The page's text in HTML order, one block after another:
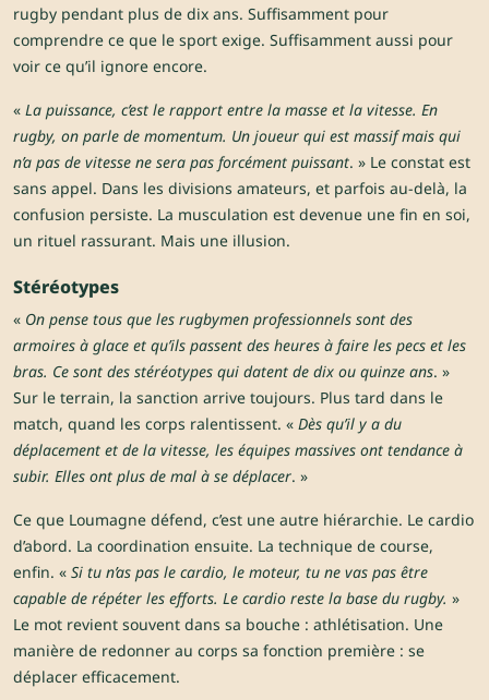
rugby pendant plus de dix ans. Suffisamment pour
comprendre ce que le sport exige. Suffisamment aussi pour
voir ce qu’il ignore encore.
« La puissance, c’est le rapport entre la masse et la vitesse. En
rugby, on parle de momentum. Un joueur qui est massif mais qui
n’a pas de vitesse ne sera pas forcément puissant. » Le constat est
sans appel. Dans les divisions amateurs, et parfois au-delà, la
confusion persiste. La musculation est devenue une fin en soi,
un rituel rassurant. Mais une illusion.
Stéréotypes
« On pense tous que les rugbymen professionnels sont des
armoires à glace et qu’ils passent des heures à faire les pecs et les
bras. Ce sont des stéréotypes qui datent de dix ou quinze ans. »
Sur le terrain, la sanction arrive toujours. Plus tard dans le
match, quand les corps ralentissent. « Dès qu’il y a du
déplacement et de la vitesse, les équipes massives ont tendance à
subir. Elles ont plus de mal à se déplacer. »
Ce que Loumagne défend, c’est une autre hiérarchie. Le cardio
d’abord. La coordination ensuite. La technique de course,
enfin. « Si tu n’as pas le cardio, le moteur, tu ne vas pas être
capable de répéter les efforts. Le cardio reste la base du rugby. »
Le mot revient souvent dans sa bouche : athlétisation. Une
manière de redonner au corps sa fonction première : se
déplacer efficacement.